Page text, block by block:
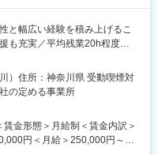
調にため、2016年から右肩
高100億円を突破いたしまし
生コン事業は1983年のJIS規
入によって、順調に成長して
と幅広い経験を積み上げるこ
も充実／平均残業20h程度～
ます。
）住所：神奈川県 受動喫煙対
の定める事業所
金形態＞月給制＜賃金内訳＞
円＜月給＞250,000円～